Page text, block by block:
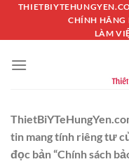
Chuyển
nội
dung
CHÍNH HÃNG
LÀM
tin mang tính riêng tư
đọc bản “Chính sách